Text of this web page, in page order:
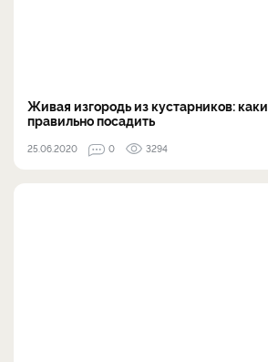
Живая изгородь из кустарников:
правильно посадить
25.06.2020 0 3294